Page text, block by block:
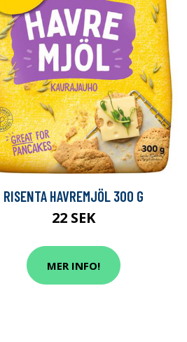
RISENTA HAVREMJÖL 300 G
22 SEK
MER INFO!